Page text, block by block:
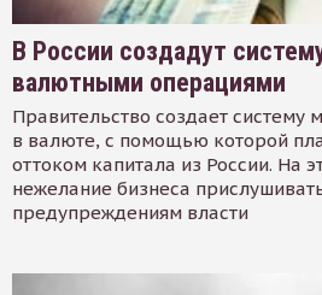
В России создадут
валютными операциями
Правительство создает систему
в валюте, с помощью которой
оттоком капитала из России. На
нежелание бизнеса
предупреждениям власти